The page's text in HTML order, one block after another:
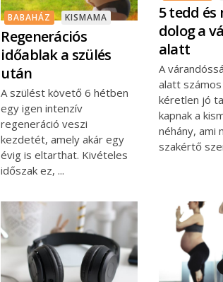
BABAHÁZ KISMAMA
Regenerációs
időablak a szülés
után
A szülést követő 6 hétben
egy igen intenzív
regeneráció veszi
kezdetét, amely akár egy
évig is eltarthat. Kivételes
időszak ez,
5 tedd és
dolog a
alatt
A
alatt
kéretlen jó
kapnak a
néhány, ami
szakértő